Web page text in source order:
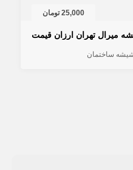
25,000 تومان
میرال تهران ارزان قیمت
ساختمان